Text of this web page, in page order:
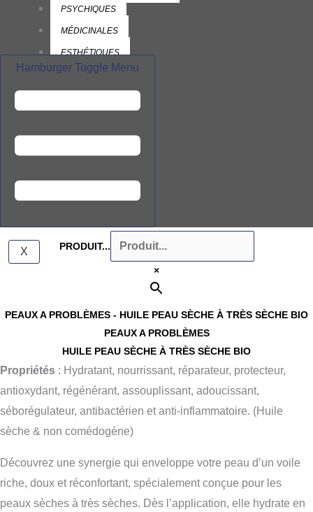
PSYCHIQUES
MÉDICINALES
ESTHÉTIQUES
BIBLIO
GUIDE DES HUILES
VÉGÉTALES
À PROPOS
CONTACT
PANIER
X
Hamburger Toggle Menu
PRODUIT...
×
PEAUX A PROBLÈMES - HUILE PEAU SÈCHE À TRÈS SÈCHE BIO
PEAUX A PROBLÈMES
HUILE PEAU SÈCHE À TRÈS SÈCHE BIO
Propriétés : Hydratant, nourrissant, réparateur, protecteur,
antioxydant, régénérant, assouplissant, adoucissant,
séborégulateur, antibactérien et anti-inflammatoire. (Huile
sèche & non comédogène)
Découvrez une synergie qui enveloppe votre peau d’un voile
riche, doux et réconfortant, spécialement conçue pour les
peaux sèches à très sèches. Dès l’application, elle hydrate en